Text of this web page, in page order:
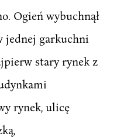
Ogień wybuchnął
jednej garkuchni
stary rynek z
rynek, ulicę